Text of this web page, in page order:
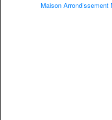
Maison Arrondissement